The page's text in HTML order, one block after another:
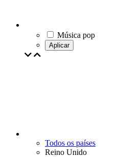
Música pop
Aplicar
Todos os países
Reino Unido